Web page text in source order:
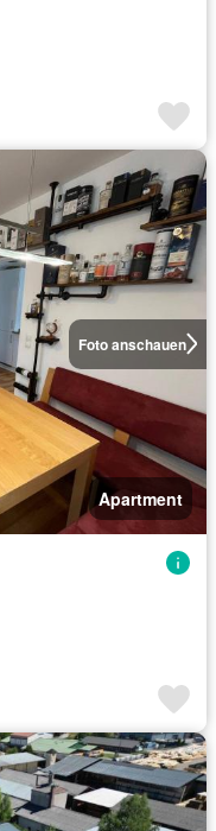
Foto anschauen
Apartment